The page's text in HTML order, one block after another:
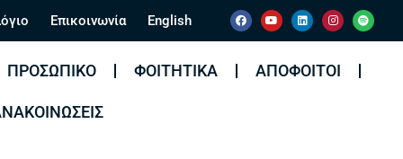
Επικοινωνία English
ΠΡΟΣΩΠΙΚΌ ΦΟΙΤΗΤΙΚΆ ΑΠΌΦΟΙΤΟΙ